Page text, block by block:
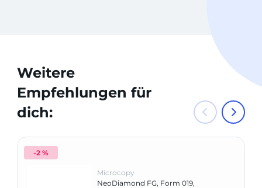
Weitere
Empfehlungen für
dich:
-2 %
Microcopy
NeoDiamond FG, Form 019,